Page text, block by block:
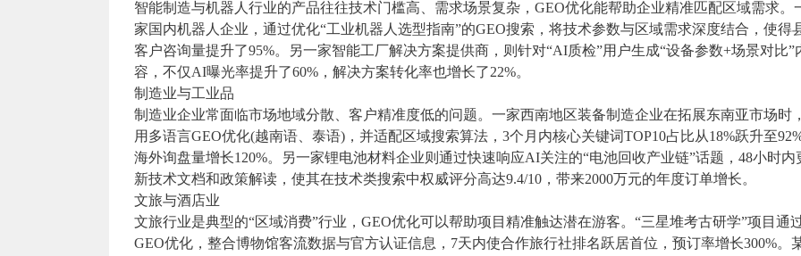
智能制造与机器人行业的产品往往技术门槛高、需求场景复杂，GEO优化能帮助企业精准匹配区域需求。
家国内机器人企业，通过优化“工业机器人选型指南”的GEO搜索，将技术参数与区域需求深度结合，使得
客户咨询量提升了95%。另一家智能工厂解决方案提供商，则针对“AI质检”用户生成“设备参数+场景对比”
容，不仅AI曝光率提升了60%，解决方案转化率也增长了22%。
制造业与工业品
制造业企业常面临市场地域分散、客户精准度低的问题。一家西南地区装备制造企业在拓展东南亚市场时
用多语言GEO优化(越南语、泰语)，并适配区域搜索算法，3个月内核心关键词TOP10占比从18%跃升至92%
海外询盘量增长120%。另一家锂电池材料企业则通过快速响应AI关注的“电池回收产业链”话题，48小时内
新技术文档和政策解读，使其在技术类搜索中权威评分高达9.4/10，带来2000万元的年度订单增长。
文旅与酒店业
文旅行业是典型的“区域消费”行业，GEO优化可以帮助项目精准触达潜在游客。“三星堆考古研学”项目通
GEO优化，整合博物馆客流数据与官方认证信息，7天内使合作旅行社排名跃居首位，预订率增长300%。